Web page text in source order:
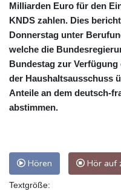
Milliarden Euro für den
KNDS zahlen. Dies
Donnerstag unter
welche die
Bundestag zur
der Haushaltsausschuss
Anteile an dem deutsch-
abstimmen.
Hören Hör auf
Textgröße: